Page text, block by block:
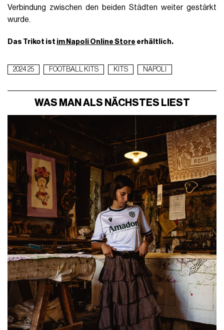
Verbindung zwischen den beiden Städten weiter gestärkt
wurde.
Das Trikot ist im Napoli Online Store erhältlich.
2024 25 FOOTBALL KITS KITS NAPOLI
WAS MAN ALS NÄCHSTES LIEST